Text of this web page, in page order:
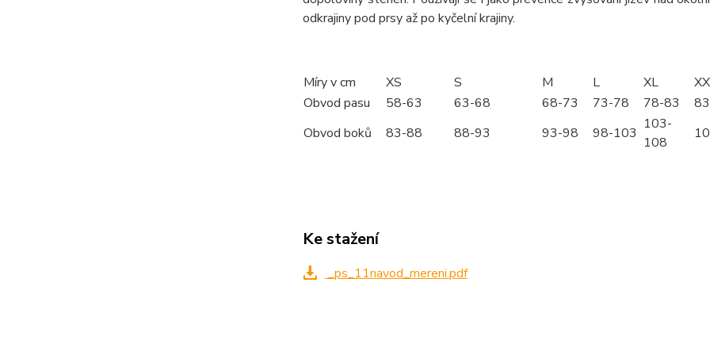
odkrajiny pod prsy až po kyčelní krajiny.
Míry v cm XS S M L XL
Obvod pasu
58-63 63-68 68-73 73-78 78-83
Obvod boků
83-88 88-93 93-98 98-103
103-
108
Ke stažení
_ps_11navod_mereni.pdf